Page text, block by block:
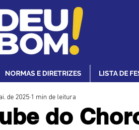
NORMAS E DIRETRIZES LISTA DE
do
de 2025 1 min de leitura